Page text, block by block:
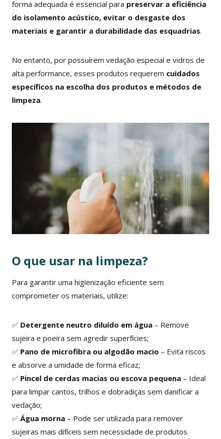
forma adequada é essencial para preservar a eficiência
do isolamento acústico, evitar o desgaste dos
materiais e garantir a durabilidade das esquadrias.
No entanto, por possuírem vedação especial e vidros de
alta performance, esses produtos requerem cuidados
específicos na escolha dos produtos e métodos de
limpeza.
O que usar na limpeza?
Para garantir uma higienização eficiente sem
comprometer os materiais, utilize:
✅ Detergente neutro diluído em água – Remove
sujeira e poeira sem agredir superfícies;
✅ Pano de microfibra ou algodão macio – Evita riscos
e absorve a umidade de forma eficaz;
✅ Pincel de cerdas macias ou escova pequena – Ideal
para limpar cantos, trilhos e dobradiças sem danificar a
vedação;
✅ Água morna – Pode ser utilizada para remover
sujeiras mais difíceis sem necessidade de produtos